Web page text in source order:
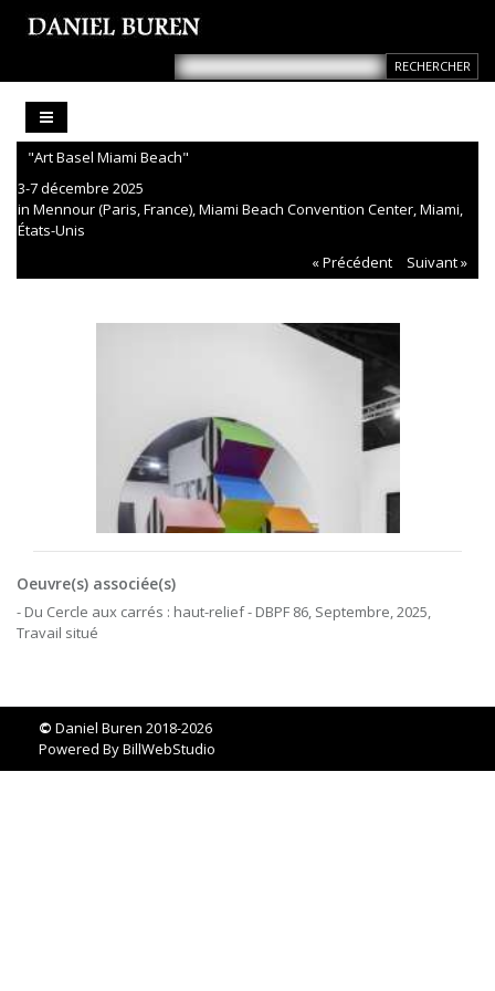
"Art Basel Miami Beach"
3-7 décembre 2025
in Mennour (Paris, France), Miami Beach Convention Center, Miami,
États-Unis
« Précédent
Suivant »
Oeuvre(s) associée(s)
- Du Cercle aux carrés : haut-relief - DBPF 86, Septembre, 2025,
Travail situé
© Daniel Buren 2018-2026
Powered ByBillWebStudio